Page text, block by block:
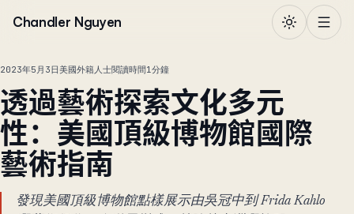
Chandler Nguyen
2023年5月3日美國外籍人士閱讀時間1分鐘
透過藝術探索文化多元
性：美國頂級博物館國際
藝術指南
發現美國頂級博物館點樣展示由吳冠中到 Frida Kahlo